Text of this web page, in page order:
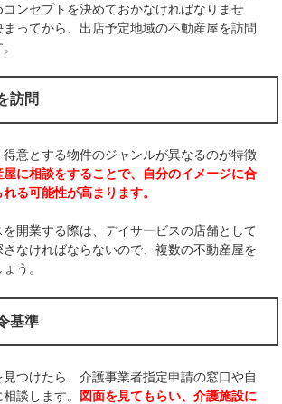
ンセプトを決めておかなければなりませ
ってから、出店予定地域の不動産屋を訪問
訪問
意とする物件のジャンルが異なるのが特徴
屋に相談をすることで、自分のイメージに合
る可能性が高まります。
開業する際は、デイサービスの店舗として
なければならないので、複数の不動産屋を
う。
基準
つけたら、介護事業者指定申請の窓口や自
談します。 図面を見てもらい、介護施設に